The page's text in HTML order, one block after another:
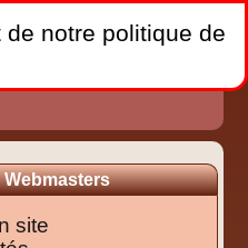
Webmasters
site
notre politique de